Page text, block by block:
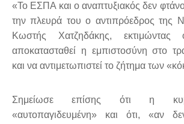
«Το ΕΣΠΑ και ο αναπτυξιακός δεν
την πλευρά του ο αντιπρόεδρος της
Κωστής Χατζηδάκης,
αποκατασταθεί η εμπιστοσύνη στο
και να αντιμετωπιστεί το ζήτημα των
Σημείωσε επίσης ότι η
«αυτοπαγιδευμένη» και ότι, «αν